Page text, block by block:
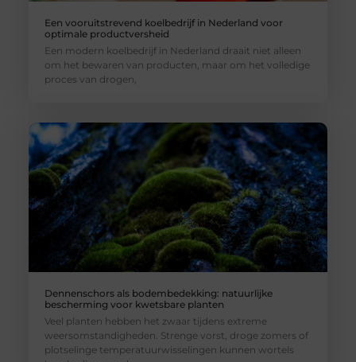
Een vooruitstrevend koelbedrijf in Nederland voor
optimale productversheid
Een modern koelbedrijf in Nederland draait niet alleen
om het bewaren van producten, maar om het volledige
proces van drogen,
Dennenschors als bodembedekking: natuurlijke
bescherming voor kwetsbare planten
Veel planten hebben het zwaar tijdens extreme
weersomstandigheden. Strenge vorst, droge zomers of
plotselinge temperatuurwisselingen kunnen wortels